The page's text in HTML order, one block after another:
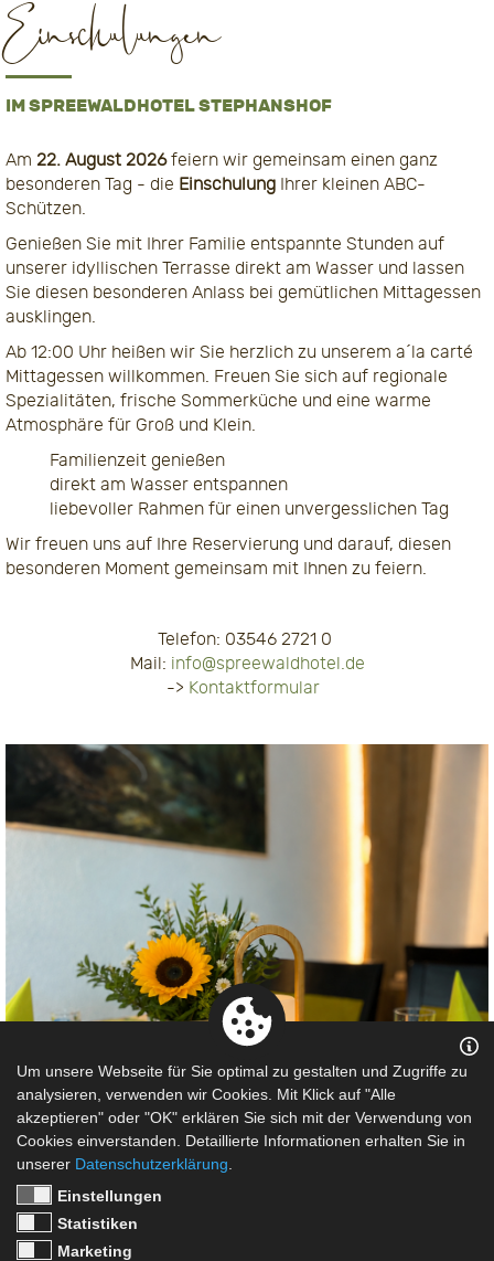
Einschulungen
IM SPREEWALDHOTEL STEPHANSHOF
Am 22. August 2026feiern wir gemeinsam einen ganz
besonderen Tag - die Einschulung Ihrer kleinen ABC-
Schützen.
Genießen Sie mit Ihrer Familie entspannte Stunden auf
unserer idyllischen Terrasse direkt am Wasser und lassen
Sie diesen besonderen Anlass bei gemütlichen Mittagessen
ausklingen.
Ab 12:00 Uhr heißen wir Sie herzlich zu unserem a´la carté
Mittagessen willkommen. Freuen Sie sich auf regionale
Spezialitäten, frische Sommerküche und eine warme
Atmosphäre für Groß und Klein.
Familienzeit genießen
direkt am Wasser entspannen
liebevoller Rahmen für einen unvergesslichen Tag
Wir freuen uns auf Ihre Reservierung und darauf, diesen
besonderen Moment gemeinsam mit Ihnen zu feiern.
Telefon: 03546 2721 0
Mail: info@spreewaldhotel.de
-> Kontaktformular
Um unsere Webseite für Sie optimal zu gestalten und Zugriffe zu
analysieren, verwenden wir Cookies. Mit Klick auf "Alle
akzeptieren" oder "OK" erklären Sie sich mit der Verwendung von
Cookies einverstanden. Detaillierte Informationen erhalten Sie in
unserer Datenschutzerklärung
Einstellungen
Statistiken
Marketing